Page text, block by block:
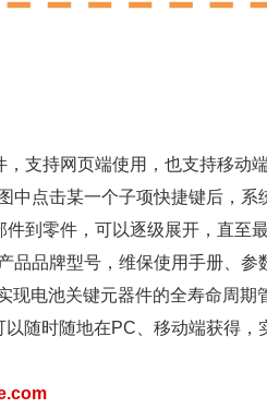
支持网页端使用，也支持移
点击某一个子项快捷键后，
到零件，可以逐级展开，直至
品牌型号，维保使用手册、参
现电池关键元器件的全寿命周期
随时随地在PC、移动端获得，